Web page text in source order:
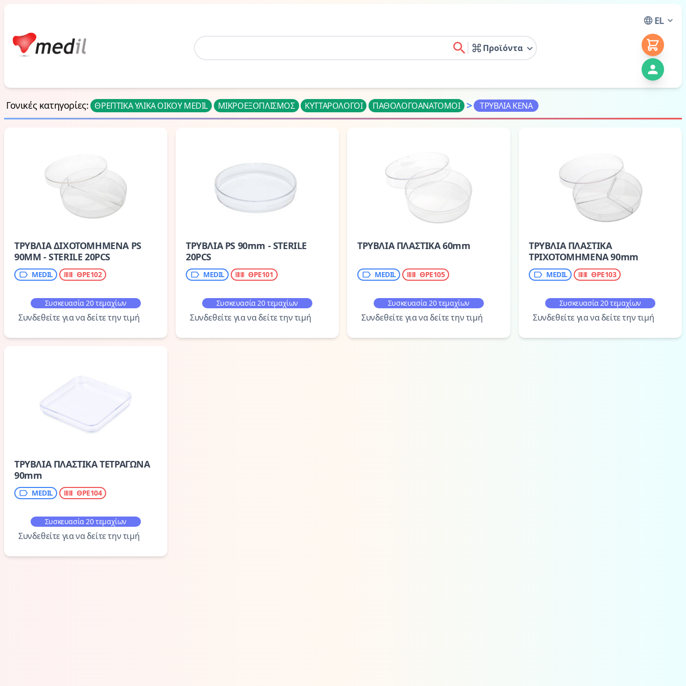
Home
EL
search
Προϊόντα
Γονικές κατηγορίες: ΘΡΕΠΤΙΚΑ ΥΛΙΚΑ ΟΙΚΟΥ MEDIL ΜΙΚΡΟΕΞΟΠΛΙΣΜΟΣ ΚΥΤΤΑΡΟΛΟΓΟΙ ΠΑΘΟΛΟΓΟΑΝΑΤΟΜΟΙ > ΤΡΥΒΛΙΑ ΚΕΝΑ
ΤΡΥΒΛΙΑ ΔΙΧΟΤΟΜΗΜΕΝΑ PS
90MM - STERILE 20PCS
MEDIL ΘΡΕ102
Συσκευασία 20 τεμαχίων
Συνδεθείτε για να δείτε την τιμή
ΤΡΥΒΛΙΑ PS 90mm - STERILE
20PCS
MEDIL ΘΡΕ101
Συσκευασία 20 τεμαχίων
Συνδεθείτε για να δείτε την τιμή
ΤΡΥΒΛΙΑ ΠΛΑΣΤΙΚΑ 60mm
MEDIL ΘΡΕ105
Συσκευασία 20 τεμαχίων
Συνδεθείτε για να δείτε την τιμή
ΤΡΥΒΛΙΑ ΠΛΑΣΤΙΚΑ
ΤΡΙΧΟΤΟΜΗΜΕΝΑ 90mm
MEDIL ΘΡΕ103
Συσκευασία 20 τεμαχίων
Συνδεθείτε για να δείτε την τιμή
ΤΡΥΒΛΙΑ ΠΛΑΣΤΙΚΑ ΤΕΤΡΑΓΩΝΑ
90mm
MEDIL ΘΡΕ104
Συσκευασία 20 τεμαχίων
Συνδεθείτε για να δείτε την τιμή